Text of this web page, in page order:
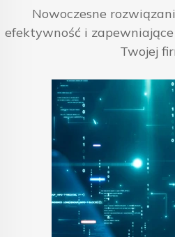
Nowoczesne
efektywność i zapewniające
Twojej